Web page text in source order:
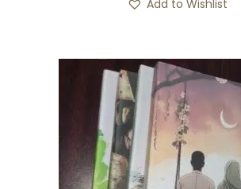
Add to Wishlist